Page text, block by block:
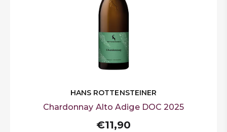
HANS ROTTENSTEINER
Chardonnay Alto Adige DOC 2025
€11,90